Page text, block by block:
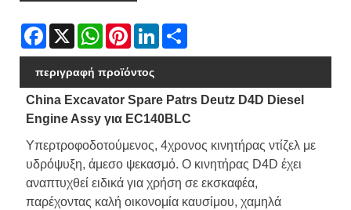
Facebook
X WhatsAppPinterestLinkedIn
περιγραφή προϊόντος
China Excavator Spare Patrs Deutz D4D Diesel
Engine Assy για EC140BLC
Υπερτροφοδοτούμενος, 4χρονος κινητήρας ντίζελ με
υδρόψυξη, άμεσο ψεκασμό. Ο κινητήρας D4D έχει
αναπτυχθεί ειδικά για χρήση σε εκσκαφέα,
παρέχοντας καλή οικονομία καυσίμου, χαμηλά